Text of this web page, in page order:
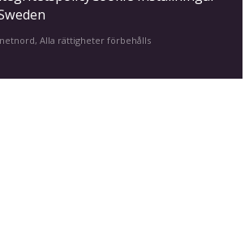
Alla rättigheter förbehålls